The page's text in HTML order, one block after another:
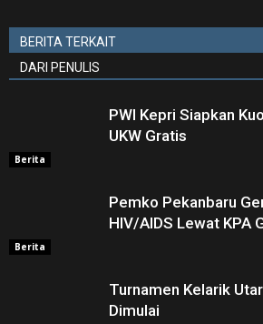
BERITA TERKAIT
DARI PENULIS
Berita
PWI Kepri Siapkan
UKW Gratis
Berita
Pemko Pekanbaru
HIV/AIDS Lewat KPA
Turnamen Kelarik
Dimulai